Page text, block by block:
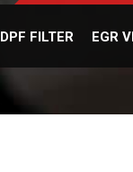
DPF FILTER EGR